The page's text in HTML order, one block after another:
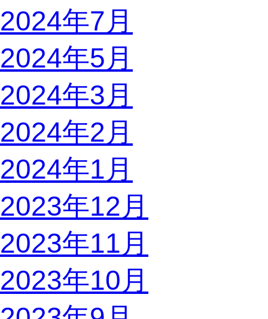
2024年7月
2024年5月
2024年3月
2024年2月
2024年1月
2023年12月
2023年11月
2023年10月